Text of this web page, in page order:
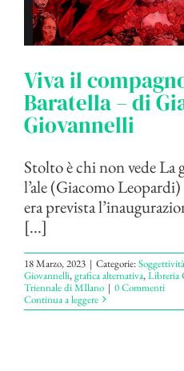
Viva il
Baratella – di
Giovannelli
Stolto è chi non vede La
l’ale (Giacomo
era prevista
[...]
18 Marzo, 2023 | Categorie:Soggettività
Giovannelli,grafica alternativa,Libreria
Triennale di MIlano | 0 Commenti
Continua a leggere